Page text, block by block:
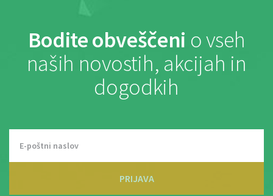
Bodite obveščeni o vseh
naših novostih, akcijah in
dogodkih
PRIJAVA